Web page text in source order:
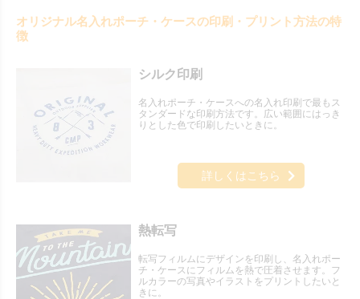
オリジナル名入れポーチ・ケースの印刷・プリント方法の特
徴
シルク印刷
名入れポーチ・ケースへの名入れ印刷で最もス
タンダードな印刷方法です。広い範囲にはっき
りとした色で印刷したいときに。
詳しくはこちら
熱転写
転写フィルムにデザインを印刷し、名入れポー
チ・ケースにフィルムを熱で圧着させます。フ
ルカラーの写真やイラストをプリントしたいと
きに。